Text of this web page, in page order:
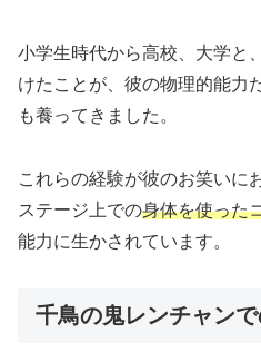
小学生時代から高校、大学と
けたことが、彼の物理的能力
も養ってきました。
これらの経験が彼のお笑いに
ステージ上での身体を使った
能力に生かされています。
千鳥の鬼レンチャン